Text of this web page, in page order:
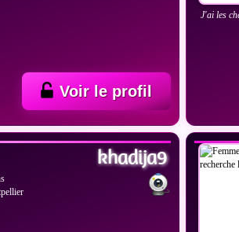
Voir le profil
J'ai les
khadija9